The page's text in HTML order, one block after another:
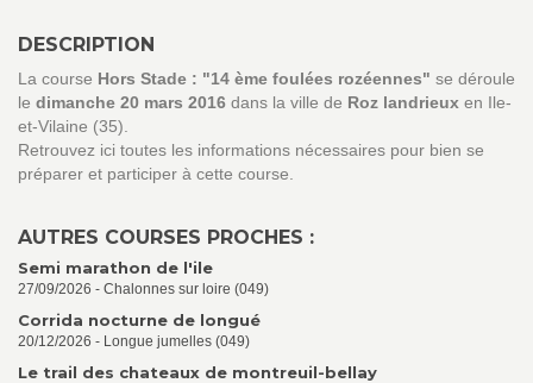
DESCRIPTION
La course Hors Stade : "14 ème foulées rozéennes" se déroule
le dimanche 20 mars 2016 dans la ville de Roz landrieux en Ile-
et-Vilaine (35).
Retrouvez ici toutes les informations nécessaires pour bien se
préparer et participer à cette course.
AUTRES COURSES PROCHES :
Semi marathon de l'ile
27/09/2026 - Chalonnes sur loire (049)
Corrida nocturne de longué
20/12/2026 - Longue jumelles (049)
Le trail des chateaux de montreuil-bellay